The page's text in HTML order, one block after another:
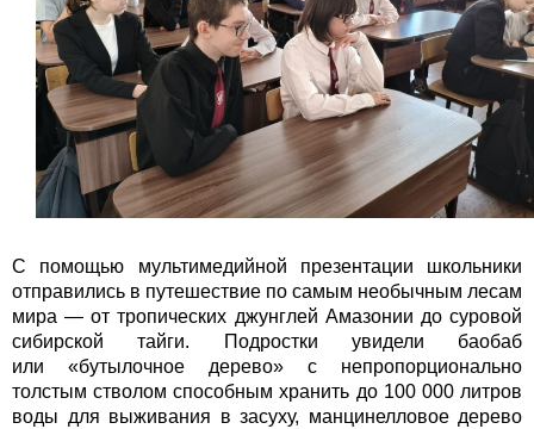
С помощью мультимедийной презентации школьники
отправились в путешествие по самым необычным лесам
мира — от тропических джунглей Амазонии до суровой
сибирской тайги. Подростки увидели баобаб
или «бутылочное дерево» с непропорционально
толстым стволом способным хранить до 100 000 литров
воды для выживания в засуху, манцинелловое дерево